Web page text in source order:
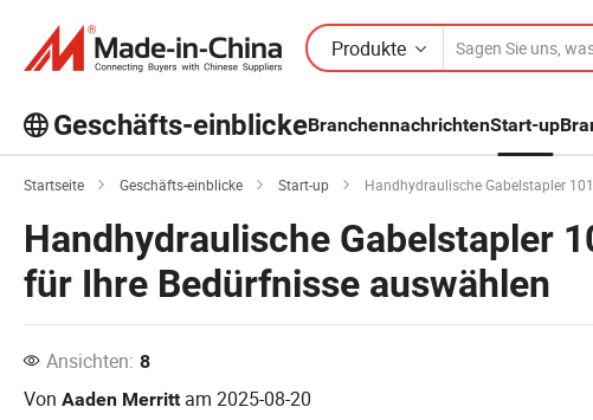
Produkte
Geschäfts-einblickeBranchennachrichtenStart-up
Startseite Geschäfts-einblicke Start-up Handhydraulische Gabelstapler
Handhydraulische Gabelstapler
für Ihre Bedürfnisse auswählen
Ansichten: 8
Von Aaden Merritt am 2025-08-20